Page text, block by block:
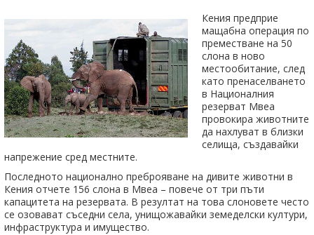
Кения предприе
мащабна операция по
преместване на 50
слона в ново
местообитание, след
като пренаселването
в Националния
резерват Мвеа
провокира животните
да нахлуват в близки
селища, създавайки
напрежение сред местните.
Последното национално преброяване на дивите животни в
Кения отчете 156 слона в Мвеа – повече от три пъти
капацитета на резервата. В резултат на това слоновете често
се озовават съседни села, унищожавайки земеделски култури,
инфраструктура и имущество.